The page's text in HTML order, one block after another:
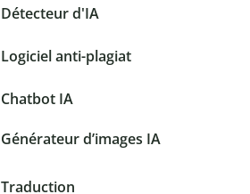
Détecteur d'IA
Logiciel anti-plagiat
Chatbot IA
Générateur d’images IA
Traduction